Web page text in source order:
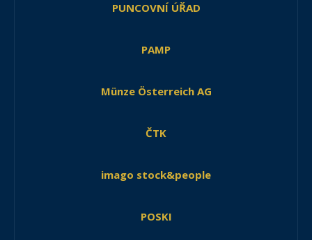
PUNCOVNÍ ÚŘAD
PAMP
Münze Österreich AG
ČTK
imago stock&people
POSKI